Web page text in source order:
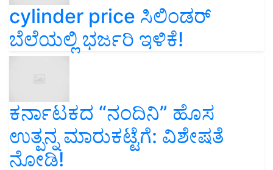
cylinder price ಸಿಲಿಂಡರ್‌
ಬೆಲೆಯಲ್ಲಿ ಭರ್ಜರಿ ಇಳಿಕೆ!
ಕರ್ನಾಟಕದ “ನಂದಿನಿ” ಹೊಸ
ಉತ್ಪನ್ನ ಮಾರುಕಟ್ಟೆಗೆ: ವಿಶೇಷತೆ
ನೋಡಿ!